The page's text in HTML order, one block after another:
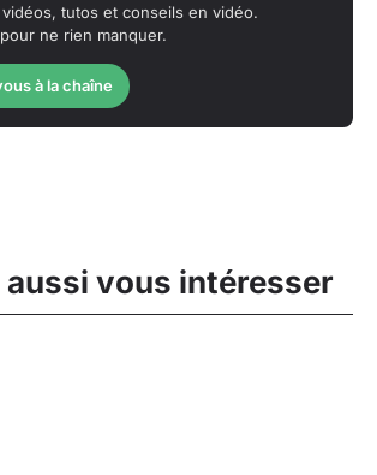
tutos et conseils en vidéo.
ne rien manquer.
à la chaîne
aussi vous intéresser